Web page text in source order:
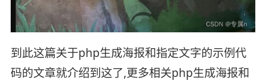
到此这篇关于php生成海报和指定文字的示例代
码的文章就介绍到这了,更多相关php生成海报和